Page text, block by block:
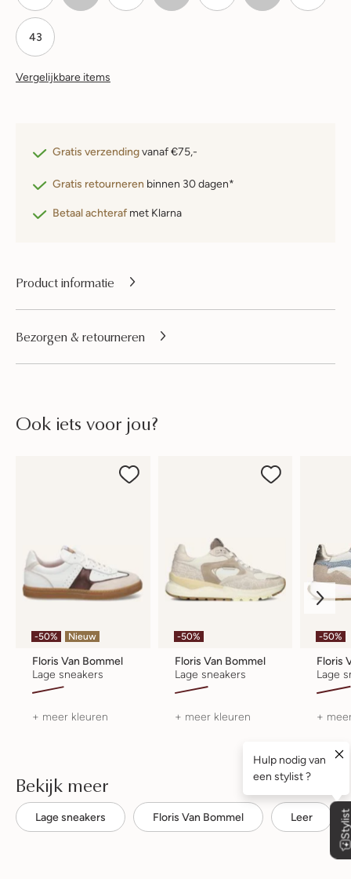
43
Vergelijkbare items
Gratis verzendingvanaf €75,-
Gratis retourneren binnen 30 dagen*
Betaal achteraf met Klarna
Product informatie
Bezorgen & retourneren
Ook iets voor jou?
-50% Nieuw
Floris Van Bommel
Lage sneakers
+ meer kleuren
-50%
Floris Van Bommel
Lage sneakers
+ meer kleuren
-50%
Floris
Lage
+
Bekijk meer
Lage sneakers Floris Van Bommel Leer